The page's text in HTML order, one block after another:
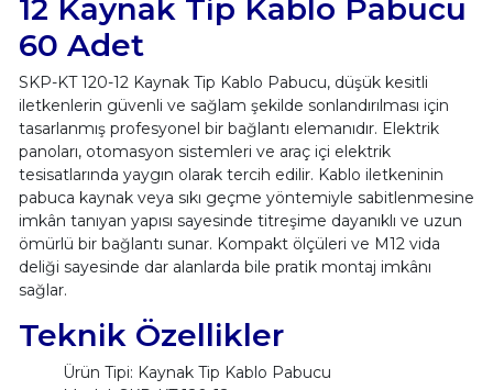
12 Kaynak Tip Kablo Pabucu
60 Adet
SKP-KT 120-12 Kaynak Tip Kablo Pabucu, düşük kesitli
iletkenlerin güvenli ve sağlam şekilde sonlandırılması için
tasarlanmış profesyonel bir bağlantı elemanıdır. Elektrik
panoları, otomasyon sistemleri ve araç içi elektrik
tesisatlarında yaygın olarak tercih edilir. Kablo iletkeninin
pabuca kaynak veya sıkı geçme yöntemiyle sabitlenmesine
imkân tanıyan yapısı sayesinde titreşime dayanıklı ve uzun
ömürlü bir bağlantı sunar. Kompakt ölçüleri ve M12 vida
deliği sayesinde dar alanlarda bile pratik montaj imkânı
sağlar.
Teknik Özellikler
Ürün Tipi: Kaynak Tip Kablo Pabucu